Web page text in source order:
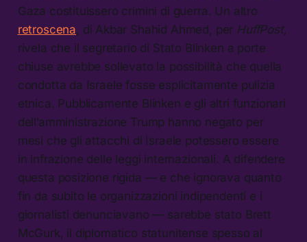
Gaza costituissero crimini di guerra. Un altro
retroscena , di Akbar Shahid Ahmed, per HuffPost,
rivela che il segretario di Stato Blinken a porte
chiuse avrebbe sollevato la possibilità che quella
condotta da Israele fosse esplicitamente pulizia
etnica. Pubblicamente Blinken e gli altri funzionari
dell’amministrazione Trump hanno negato per
mesi che gli attacchi di Israele potessero essere
in infrazione delle leggi internazionali. A difendere
questa posizione rigida — e che ignorava quanto
fin da subito le organizzazioni indipendenti e i
giornalisti denunciavano — sarebbe stato Brett
McGurk, il diplomatico statunitense spesso al